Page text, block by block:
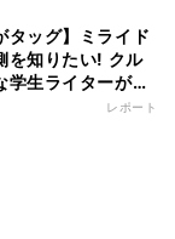
タッグ】ミライド
を知りたい! クル
学生ライターが担
レポート